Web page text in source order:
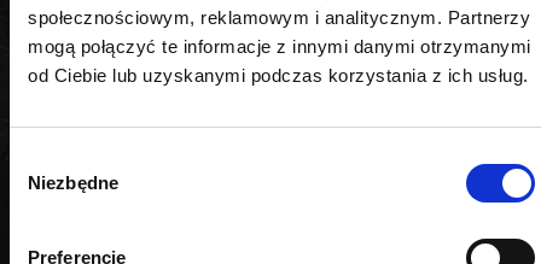
społecznościowym, reklamowym i analitycznym. Partnerzy
mogą połączyć te informacje z innymi danymi otrzymanymi
od Ciebie lub uzyskanymi podczas korzystania z ich usług.
zgody
Niezbędne
Preferencje
1/2"
PODOBNE PRODUKTY